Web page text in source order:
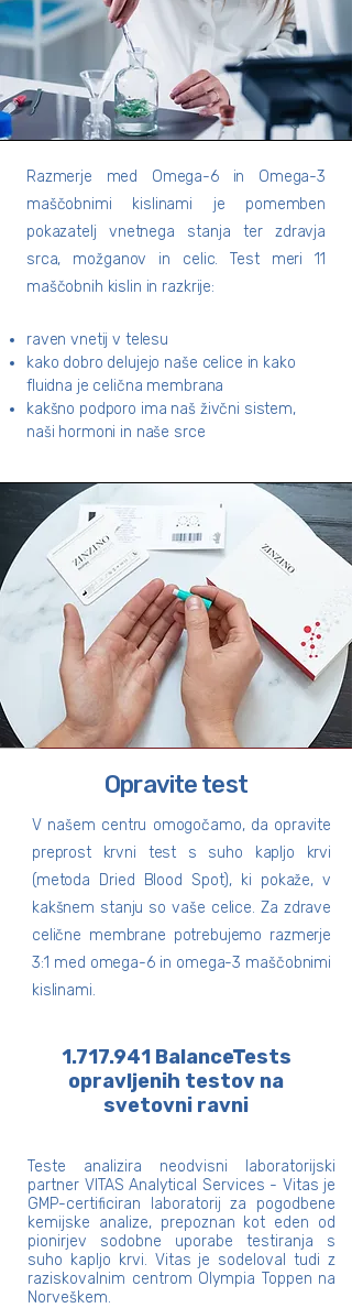
Razmerje med Omega-6 in Omega-3
maščobnimi kislinami je pomemben
pokazatelj vnetnega stanja ter zdravja
srca, možganov in celic. Test meri 11
maščobnih kislin in razkrije:
raven vnetij v telesu
kako dobro delujejo naše celice in kako
fluidna je celična membrana​​
kakšno podporo ima naš živčni sistem,
naši hormoni in naše srce
Opravite test
V našem centru omogočamo, da opravite
preprost krvni test s suho kapljo krvi
(metoda Dried Blood Spot), ki pokaže, v
kakšnem stanju so vaše celice. Za zdrave
celične membrane potrebujemo razmerje
3:1 med omega-6 in omega-3 maščobnimi
kislinami.​
1.717.941BalanceTests
opravljenih testov na
svetovni ravni
Teste analizira neodvisni laboratorijski
partner VITAS Analytical Services - Vitas je
GMP-certificiran laboratorij za pogodbene
kemijske analize, prepoznan kot eden od
pionirjev sodobne uporabe testiranja s
suho kapljo krvi. Vitas je sodeloval tudi z
raziskovalnim centrom Olympia Toppen na
Norveškem.